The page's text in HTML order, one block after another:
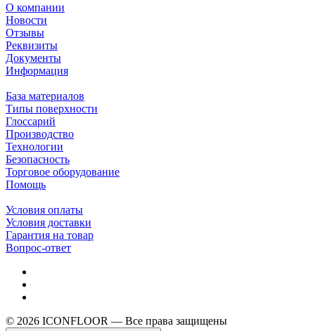
О компании
Новости
Отзывы
Реквизиты
Документы
Информация
База материалов
Типы поверхности
Глоссарий
Производство
Технологии
Безопасность
Торговое оборудование
Помощь
Условия оплаты
Условия доставки
Гарантия на товар
Вопрос-ответ
© 2026 ICONFLOOR — Все права защищены